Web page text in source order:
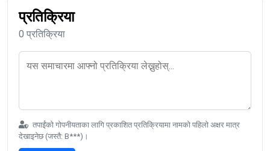
प्रतिक्रिया
0 प्रतिक्रिया
तपाईंको गोपनीयताका लागि प्रकाशित प्रतिक्रियामा नामको पहिलो अक्षर मात्र
देखाइनेछ (जस्तै: B***)।